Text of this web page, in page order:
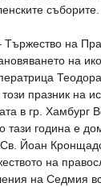
съборите.
на
на
празник на
в гр. Хамбург
тази година е
Йоан
на
на Седмия